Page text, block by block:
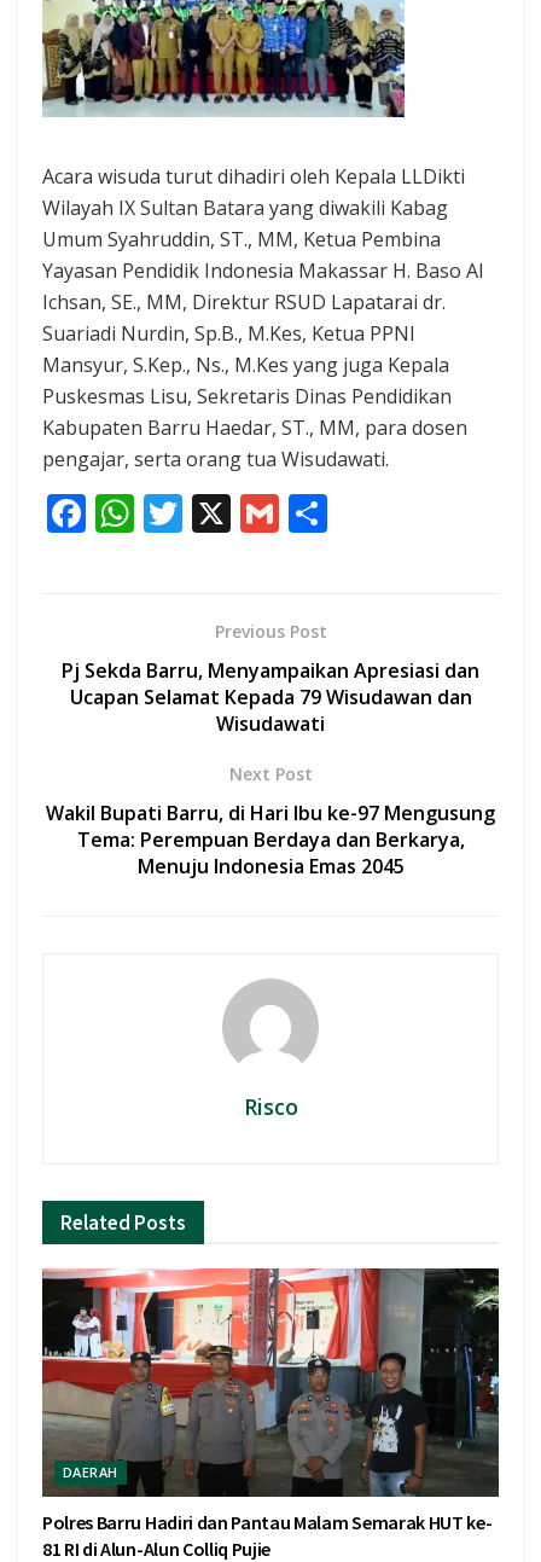
Acara wisuda turut dihadiri oleh Kepala LLDikti
Wilayah IX Sultan Batara yang diwakili Kabag
Umum Syahruddin, ST., MM, Ketua Pembina
Yayasan Pendidik Indonesia Makassar H. Baso Al
Ichsan, SE., MM, Direktur RSUD Lapatarai dr.
Suariadi Nurdin, Sp.B., M.Kes, Ketua PPNI
Mansyur, S.Kep., Ns., M.Kes yang juga Kepala
Puskesmas Lisu, Sekretaris Dinas Pendidikan
Kabupaten Barru Haedar, ST., MM, para dosen
pengajar, serta orang tua Wisudawati.
F
o
o
W
A
p
T
er
X G
l
Previous Post
Pj Sekda Barru, Menyampaikan Apresiasi dan
Ucapan Selamat Kepada 79 Wisudawan dan
Wisudawati
Next Post
Wakil Bupati Barru, di Hari Ibu ke-97 Mengusung
Tema: Perempuan Berdaya dan Berkarya,
Menuju Indonesia Emas 2045
Risco
Related Posts
DAERAH
Polres Barru Hadiri dan Pantau Malam Semarak HUT ke-
81 RI di Alun-Alun Colliq Pujie